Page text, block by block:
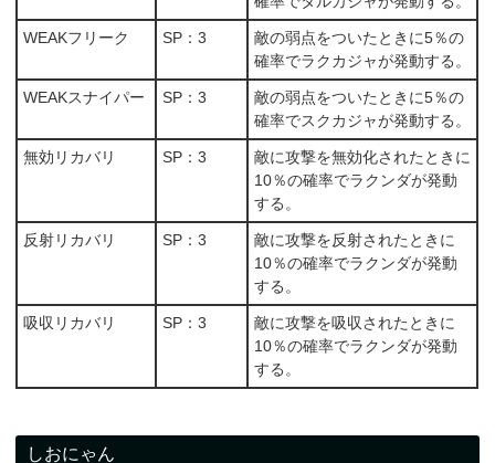
WEAKフリーク SP：3
敵の弱点をついたときに5％の
確率でラクカジャが発動する。
WEAKスナイパー SP：3
敵の弱点をついたときに5％の
確率でスクカジャが発動する。
無効リカバリ SP：3
敵に攻撃を無効化されたときに
10％の確率でラクンダが発動
する。
反射リカバリ SP：3
敵に攻撃を反射されたときに
10％の確率でラクンダが発動
する。
吸収リカバリ SP：3
敵に攻撃を吸収されたときに
10％の確率でラクンダが発動
する。
しおにゃん